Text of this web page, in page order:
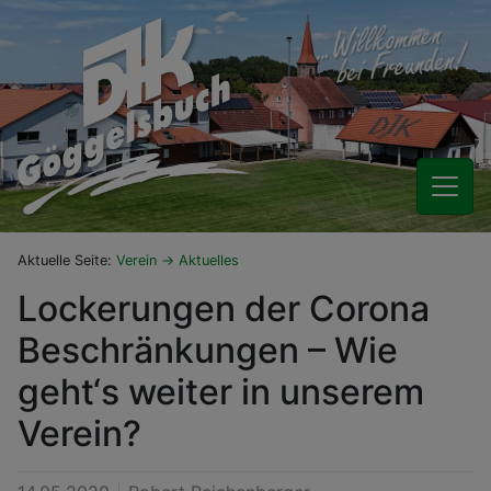
Aktuelle Seite: Verein Aktuelles
Lockerungen der Corona
Beschränkungen – Wie
geht‘s weiter in unserem
Verein?